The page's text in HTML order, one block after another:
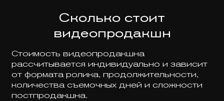
Сколько стоит
видеопродакшн
Стоимость видеопродакшна
рассчитывается индивидуально и зависит
от формата ролика, продолжительности,
количества съемочных дней и сложности
постпродакшна.